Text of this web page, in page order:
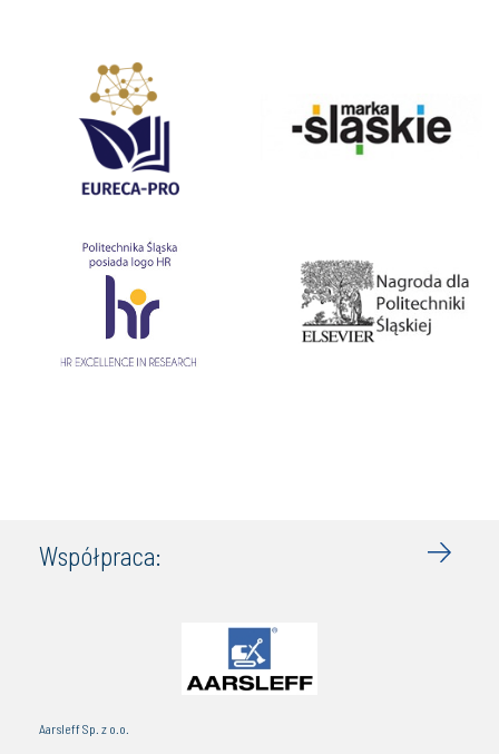
Współpraca:
Aarsleff Sp. z o.o.